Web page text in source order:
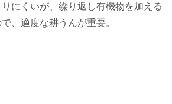
にくいが、繰り返し有機物を加える
、適度な耕うんが重要。